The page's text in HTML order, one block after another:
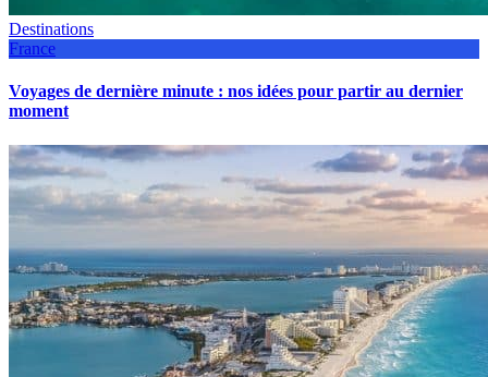
Destinations
France
Voyages de dernière minute : nos idées pour partir au dernier
moment